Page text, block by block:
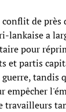
de près
lankaise a
pour
et partis
tandis
empêcher
travailleurs